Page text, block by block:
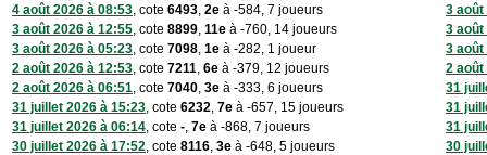
4 août 2026 à 08:53, cote 6493, 2e à -584, 7 joueurs
3 août
3 août 2026 à 12:55, cote 8899, 11e à -760, 14 joueurs
3 août
3 août 2026 à 05:23, cote 7098, 1e à -282, 1 joueur
3 août
2 août 2026 à 12:53, cote 7211, 6e à -379, 12 joueurs
2 août
2 août 2026 à 06:51, cote 7040, 3e à -333, 6 joueurs
31
31 juillet 2026 à 15:23, cote 6232, 7e à -657, 15 joueurs
31
31 juillet 2026 à 06:14, cote -, 7e à -868, 7 joueurs
31
30 juillet 2026 à 17:52, cote 8116, 3e à -648, 5 joueurs
30